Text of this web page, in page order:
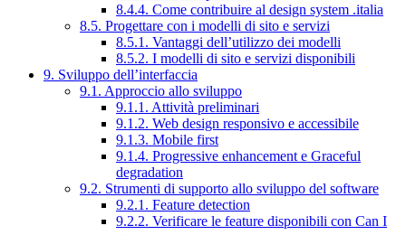
8.4.4. Come contribuire al design system .italia
8.5. Progettare con i modelli di sito e servizi
8.5.1. Vantaggi dell’utilizzo dei modelli
8.5.2. I modelli di sito e servizi disponibili
9. Sviluppo dell’interfaccia
9.1. Approccio allo sviluppo
9.1.1. Attività preliminari
9.1.2. Web design responsivo e accessibile
9.1.3. Mobile first
9.1.4. Progressive enhancement e Graceful
degradation
9.2. Strumenti di supporto allo sviluppo del software
9.2.1. Feature detection
9.2.2. Verificare le feature disponibili con Can I